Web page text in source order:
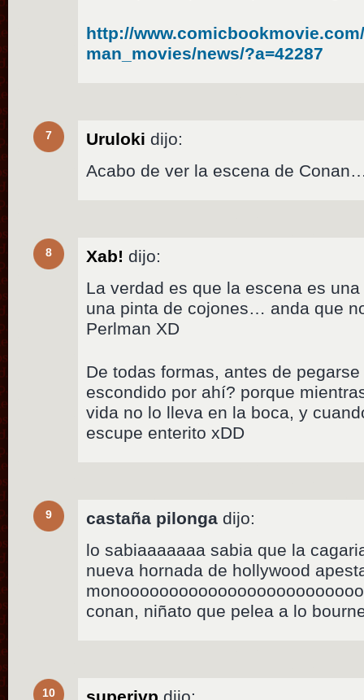
http://
man_movies/news/?a=42287
7 Uruloki dijo:
Acabo de ver la escena de
8 Xab! dijo:
La verdad es que la escena es
una pinta de cojones… anda que
Perlman XD
De todas formas, antes de
escondido por ahí? porque
vida no lo lleva en la boca, y
escupe enterito xDD
9 castaña pilonga dijo:
lo sabiaaaaaaa sabia que la
nueva hornada de hollywood
conan, niñato que pelea a lo
10 superivp dijo: